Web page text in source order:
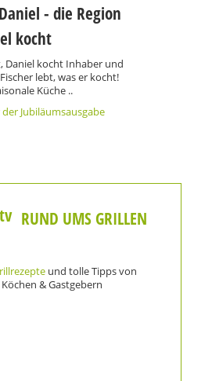
- die Region
kocht
Daniel kocht Inhaber und
lebt, was er kocht!
Küche ..
Jubiläumsausgabe
RUND UMS GRILLEN
und tolle Tipps von
& Gastgebern